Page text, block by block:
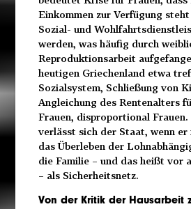
Einkommen zur Verfügung
Sozial- und
werden, was häufig durch
Reproduktionsarbeit
heutigen Griechenland etwa
Sozialsystem, Schließung von
Angleichung des Rentenalters
Frauen, disproportional Frauen.
verlässt sich der Staat, wenn
das Überleben der
die Familie – und das heißt vor
– als Sicherheitsnetz.
Von der Kritik der Hausarbeit